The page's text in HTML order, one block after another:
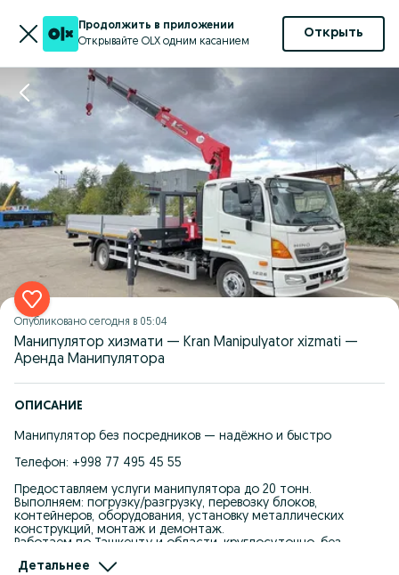
Продолжить в приложении
Открывайте OLX одним касанием
Открыть
Опубликовано сегодня в 05:04
Манипулятор хизмати — Kran Manipulyator xizmati —
Аренда Манипулятора
ОПИСАНИЕ
Манипулятор без посредников — надёжно и быстро
Телефон: +998 77 495 45 55
Предоставляем услуги манипулятора до 20 тонн.
Выполняем: погрузку/разгрузку, перевозку блоков,
контейнеров, оборудования, установку металлических
конструкций, монтаж и демонтаж.
Работаем по Ташкенту и области, круглосуточно, без
Подача техники — от 30 минут.
Детальнее